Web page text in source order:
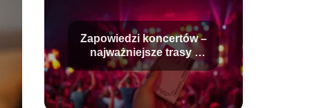
Zapowiedzi koncertów –
najważniejsze trasy i
wydarzenia